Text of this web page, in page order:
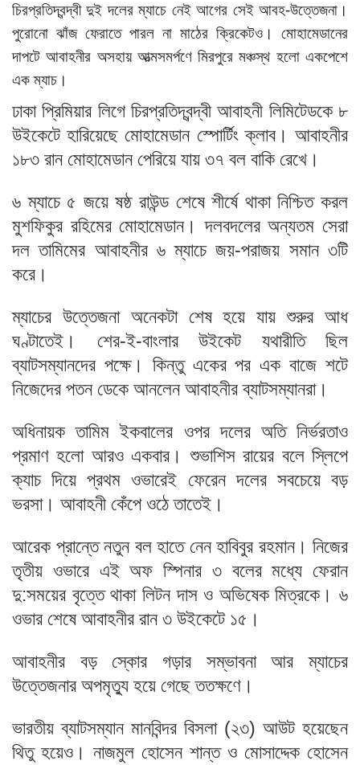
চিরপ্রতিদ্বন্দ্বী দুই দলের ম্যাচে নেই আগের সেই আবহ-উত্তেজনা।
পুরোনো ঝাঁজ ফেরাতে পারল না মাঠের ক্রিকেটও। মোহামেডানের
দাপটে আবাহনীর অসহায় আত্মসমর্পণে মিরপুরে মঞ্চস্থ হলো একপেশে
এক ম্যাচ।
ঢাকা প্রিমিয়ার লিগে চিরপ্রতিদ্বন্দ্বী আবাহনী লিমিটেডকে ৮
উইকেটে হারিয়েছে মোহামেডান স্পোর্টিং ক্লাব। আবাহনীর
১৮৩ রান মোহামেডান পেরিয়ে যায় ৩৭ বল বাকি রেখে।
৬ ম্যাচে ৫ জয়ে ষষ্ঠ রাউন্ড শেষে শীর্ষে থাকা নিশ্চিত করল
মুশফিকুর রহিমের মোহামেডান। দলবদলের অন্যতম সেরা
দল তামিমের আবাহনীর ৬ ম্যাচে জয়-পরাজয় সমান ৩টি
করে।
ম্যাচের উত্তেজনা অনেকটা শেষ হয়ে যায় শুরুর আধ
ঘণ্টাতেই। শের-ই-বাংলার উইকেট যথারীতি ছিল
ব্যাটসম্যানদের পক্ষে। কিন্তু একের পর এক বাজে শটে
নিজেদের পতন ডেকে আনলেন আবাহনীর ব্যাটসম্যানরা।
অধিনায়ক তামিম ইকবালের ওপর দলের অতি নির্ভরতাও
প্রমাণ হলো আরও একবার। শুভাশিস রায়ের বলে স্লিপে
ক্যাচ দিয়ে প্রথম ওভারেই ফেরেন দলের সবচেয়ে বড়
ভরসা। আবাহনী কেঁপে ওঠে তাতেই।
আরেক প্রান্তে নতুন বল হাতে নেন হাবিবুর রহমান। নিজের
তৃতীয় ওভারে এই অফ স্পিনার ৩ বলের মধ্যে ফেরান
দু:সময়ের বৃত্তে থাকা লিটন দাস ও অভিষেক মিত্রকে। ৬
ওভার শেষে আবাহনীর রান ৩ উইকেটে ১৫।
আবাহনীর বড় স্কোর গড়ার সম্ভাবনা আর ম্যাচের
উত্তেজনার অপমৃত্যু হয়ে গেছে ততক্ষণে।
ভারতীয় ব্যাটসম্যান মানবিন্দর বিসলা (২৩) আউট হয়েছেন
থিতু হয়েও। নাজমুল হোসেন শান্ত ও মোসাদ্দেক হোসেন